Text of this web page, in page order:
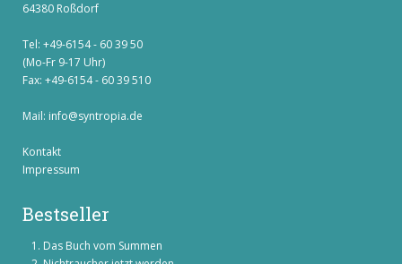
64380 Roßdorf
Tel: +49-6154 - 60 39 50
(Mo-Fr 9-17 Uhr)
Fax: +49-6154 - 60 39 510
Mail: info@syntropia.de
Kontakt
Impressum
Bestseller
Das Buch vom Summen